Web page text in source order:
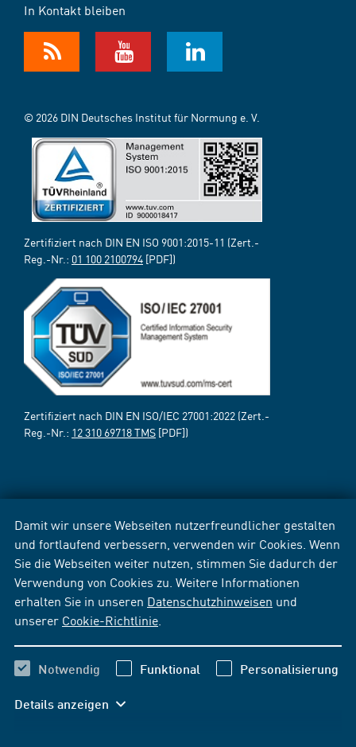
Damit wir unsere Webseiten nutzerfreundlicher gestalten
und fortlaufend verbessern, verwenden wir Cookies. Wenn
Sie die Webseiten weiter nutzen, stimmen Sie dadurch der
Verwendung von Cookies zu. Weitere Informationen
erhalten Sie in unseren Datenschutzhinweisen und
unserer Cookie-Richtlinie
Notwendig Funktional Personalisierung
Details anzeigen
In Kontakt bleiben
© 2026 DIN Deutsches Institut für Normung e. V.
Zertifiziert nach DIN EN ISO 9001:2015-11 (Zert.-
Reg.-Nr.: 01 100 2100794 [PDF])
Zertifiziert nach DIN EN ISO/IEC 27001:2022 (Zert.-
Reg.-Nr.: 12 310 69718 TMS [PDF])